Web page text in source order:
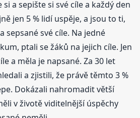
a sepište si své cíle a každý den
jen 5 % lidí uspěje, a jsou to ti,
sepsané své cíle. Na jedné
ptali se žáků na jejich cíle. Jen
a měla je napsané. Za 30 let
a zjistili, že právě těmto 3 %
Dokázali nahromadit větší
v životě viditelnější úspěchy